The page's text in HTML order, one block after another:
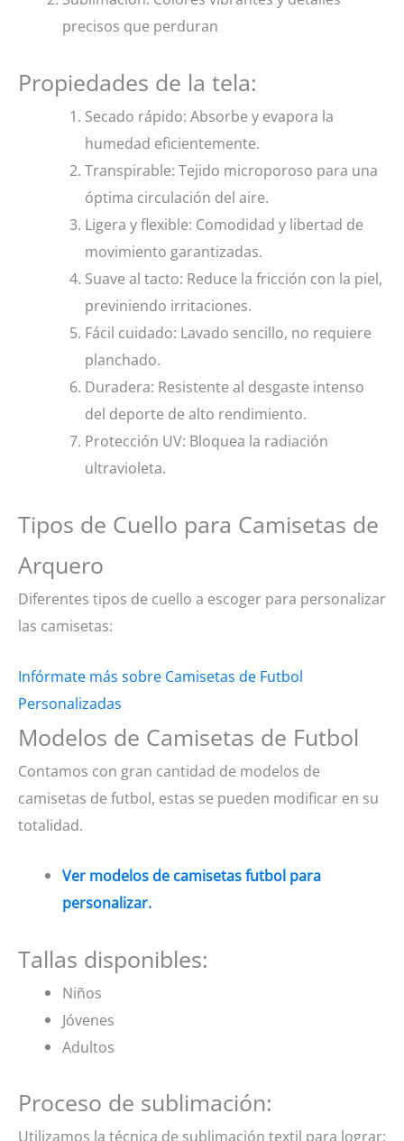
precisos que perduran
Propiedades de la tela:
Secado rápido: Absorbe y evapora la
humedad eficientemente.
Transpirable: Tejido microporoso para una
óptima circulación del aire.
Ligera y flexible: Comodidad y libertad de
movimiento garantizadas.
Suave al tacto: Reduce la fricción con la piel,
previniendo irritaciones.
Fácil cuidado: Lavado sencillo, no requiere
planchado.
Duradera: Resistente al desgaste intenso
del deporte de alto rendimiento.
Protección UV: Bloquea la radiación
ultravioleta.
Tipos de Cuello para Camisetas de
Arquero
Diferentes tipos de cuello a escoger para personalizar
las camisetas:
Infórmate más sobre Camisetas de Futbol
Personalizadas
Modelos de Camisetas de Futbol
Contamos con gran cantidad de modelos de
camisetas de futbol, estas se pueden modificar en su
totalidad.
Ver modelos de camisetas futbol para
personalizar.
Tallas disponibles:
Niños
Jóvenes
Adultos
Proceso de sublimación:
Utilizamos la técnica de sublimación textil para lograr: